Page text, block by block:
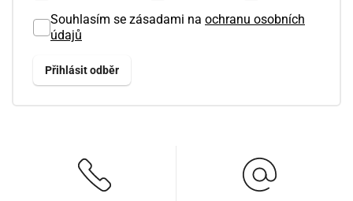
Souhlasím se zásadami na ochranu osobních
údajů